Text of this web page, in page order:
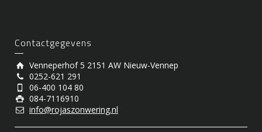
Contactgegevens
Venneperhof 5 2151 AW Nieuw-Vennep
0252-621 291
06-400 104 80
084-7116910
info@rojaszonwering.nl